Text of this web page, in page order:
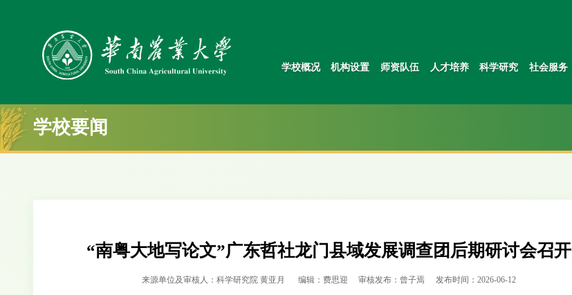
学校概况 机构设置 师资队伍 人才培养 科学研究 社会服务
学校要闻
“南粤大地写论文”广东哲社龙门县域发展调查团后期研讨会召开
来源单位及审核人：科学研究院 黄亚月 编辑：费思迎 审核发布：曾子焉 发布时间：2026-06-12